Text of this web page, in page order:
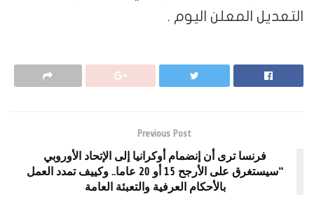
التعديل المعلن اليوم .
Previous Post
فرنسا ترى أن إنضمام أوكرانيا إلى الإتحاد الأوروبي
“سيستغرق على الأرجح 15 أو 20 عاما.. وكييف تمدد العمل
بالأحكام العرفية والتعبئة العامة